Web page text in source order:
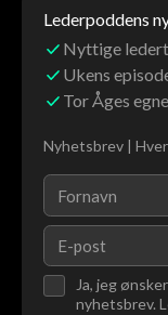
Lederpoddens
Nyttige
Ukens
Tor Åges
Nyhetsbrev |
Ja, jeg
nyhetsbrev.